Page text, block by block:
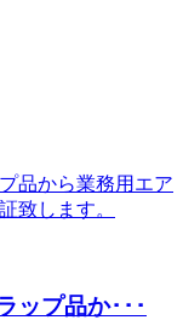
ップ品か･･･